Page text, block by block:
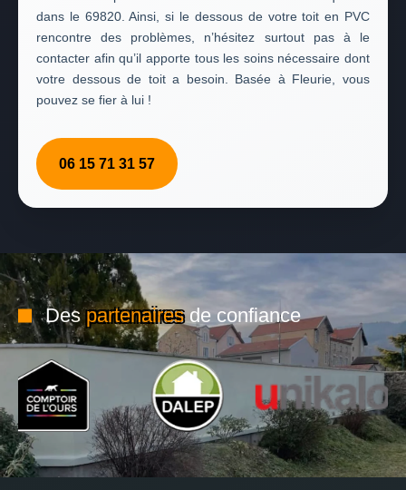
dans le 69820. Ainsi, si le dessous de votre toit en PVC
rencontre des problèmes, n’hésitez surtout pas à le
contacter afin qu’il apporte tous les soins nécessaire dont
votre dessous de toit a besoin. Basée à Fleurie, vous
pouvez se fier à lui !
06 15 71 31 57
Despartenairesde confiance